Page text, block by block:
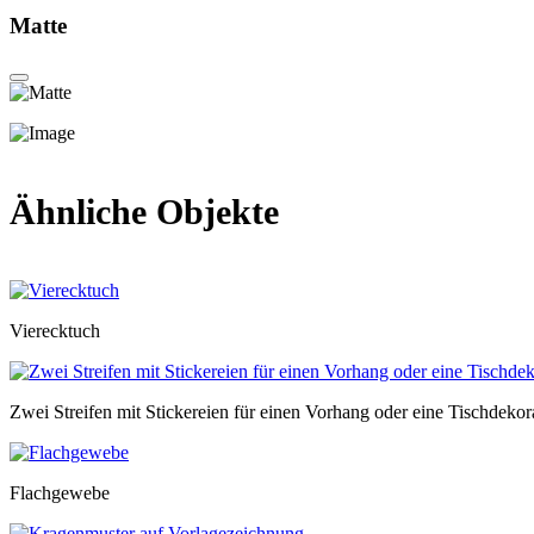
Matte
Ähnliche Objekte
Vierecktuch
Zwei Streifen mit Stickereien für einen Vorhang oder eine
Flachgewebe